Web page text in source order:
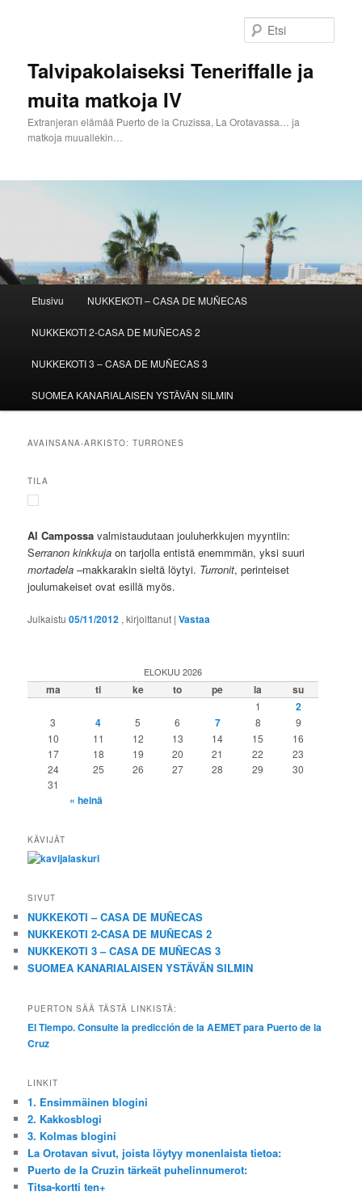
Talvipakolaiseksi Teneriffalle ja
muita matkoja IV
Extranjeran elämää Puerto de la Cruzissa, La Orotavassa… ja
matkoja muuallekin…
Etusivu NUKKEKOTI – CASA DE MUÑECAS
NUKKEKOTI 2-CASA DE MUÑECAS 2
NUKKEKOTI 3 – CASA DE MUÑECAS 3
SUOMEA KANARIALAISEN YSTÄVÄN SILMIN
AVAINSANA-ARKISTO:TURRONES
TILA
Al Campossa valmistaudutaan jouluherkkujen myyntiin:
Serranon kinkkuja on tarjolla entistä enemmmän, yksi suuri
mortadela –makkarakin sieltä löytyi. Turronit, perinteiset
joulumakeiset ovat esillä myös.
Julkaistu05/11/2012 , kirjoittanut |Vastaa
ELOKUU 2026
ma ti ke to pe la su
1 2
3 4 5 6 7 8
9
10
11 12 13 14 15
16
17
18 19 20 21 22
23
24
25 26 27 28 29
30
31
« heinä
KÄVIJÄT
SIVUT
NUKKEKOTI – CASA DE MUÑECAS
NUKKEKOTI 2-CASA DE MUÑECAS 2
NUKKEKOTI 3 – CASA DE MUÑECAS 3
SUOMEA KANARIALAISEN YSTÄVÄN SILMIN
PUERTON SÄÄ TÄSTÄ LINKISTÄ:
El Tiempo. Consulte la predicción de la AEMET para Puerto de la
Cruz
LINKIT
1. Ensimmäinen blogini
2. Kakkosblogi
3. Kolmas blogini
La Orotavan sivut, joista löytyy monenlaista tietoa:
Puerto de la Cruzin tärkeät puhelinnumerot:
Titsa-kortti ten+